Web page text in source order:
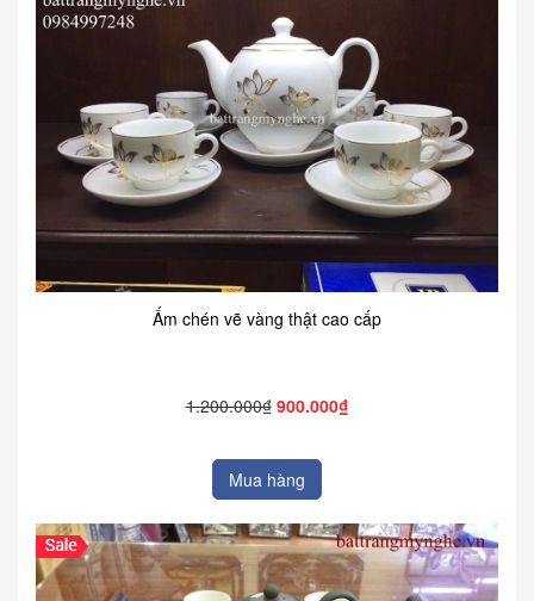
Ấm chén vẽ vàng thật cao cấp
1.200.000₫ 900.000₫
Mua hàng